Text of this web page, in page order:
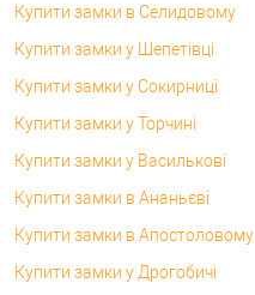
Купити замки в Селидовому
Купити замки у Шепетівці
Купити замки у Сокирниці
Купити замки у Торчині
Купити замки у Василькові
Купити замки в Ананьєві
Купити замки в Апостоловому
Купити замки у Дрогобичі